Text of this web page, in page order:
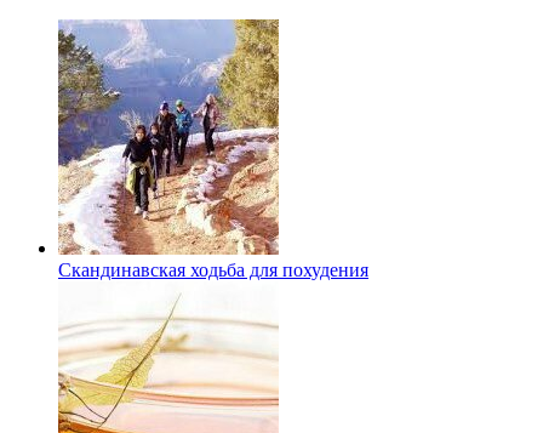
Скандинавская ходьба для похудения